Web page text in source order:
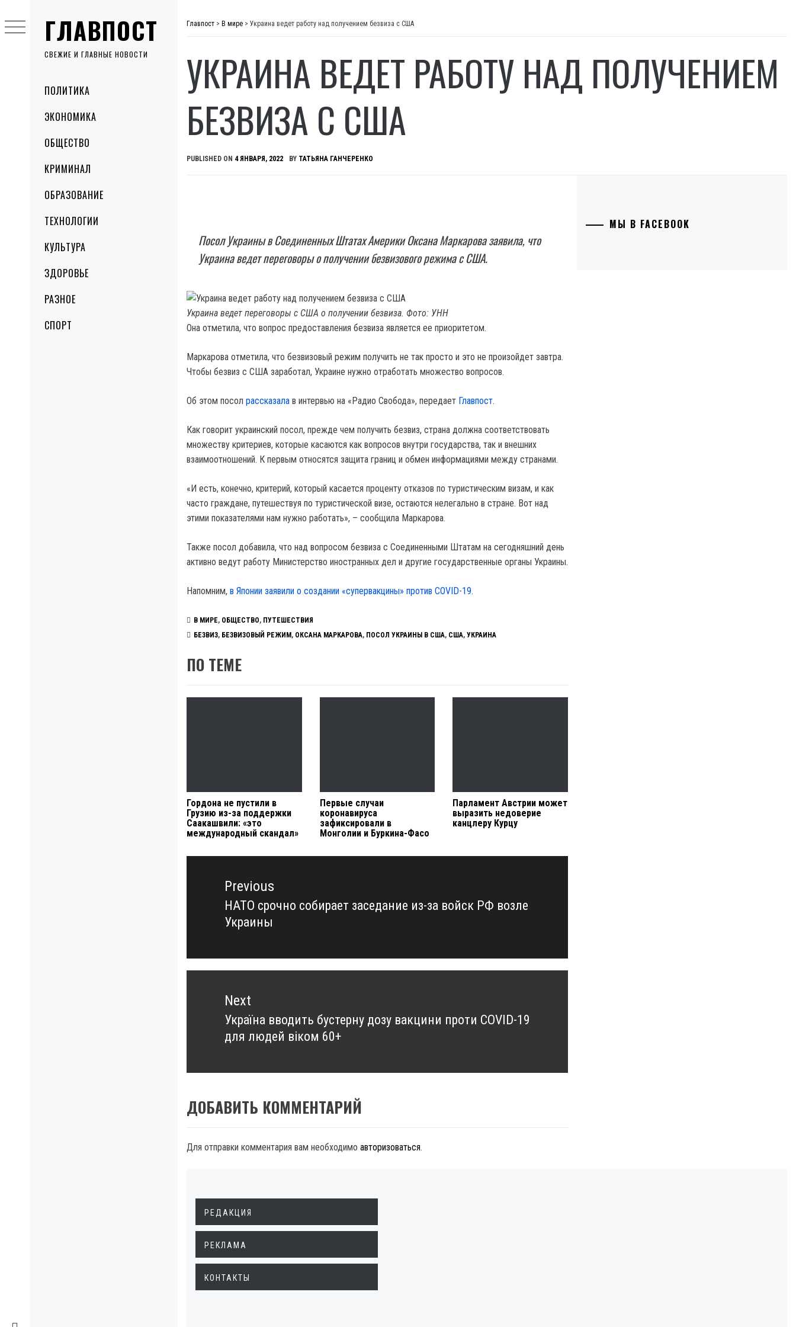
ГЛАВПОСТ
СВЕЖИЕ И ГЛАВНЫЕ НОВОСТИ
MenuПОЛИТИКА
ЭКОНОМИКА
ОБЩЕСТВО
КРИМИНАЛ
ОБРАЗОВАНИЕ
ТЕХНОЛОГИИ
КУЛЬТУРА
ЗДОРОВЬЕ
РАЗНОЕ
СПОРТ
to
content
Главпост > В мире > Украина ведет работу над получением безвиза с США
УКРАИНА ВЕДЕТ РАБОТУ НАД ПОЛУЧЕНИЕМ
БЕЗВИЗА С США
PUBLISHED ON 4 ЯНВАРЯ, 2022 BY ТАТЬЯНА ГАНЧЕРЕНКО
Посол Украины в Соединенных Штатах Америки Оксана Маркарова заявила, что
Украина ведет переговоры о получении безвизового режима с США.
Украина ведет переговоры с США о получении безвиза. Фото: УНН
Она отметила, что вопрос предоставления безвиза является ее приоритетом.
Маркарова отметила, что безвизовый режим получить не так просто и это не произойдет завтра.
Чтобы безвиз с США заработал, Украине нужно отработать множество вопросов.
Об этом посол рассказала в интервью на «Радио Свобода», передает Главпост.
Как говорит украинский посол, прежде чем получить безвиз, страна должна соответствовать
множеству критериев, которые касаются как вопросов внутри государства, так и внешних
взаимоотношений. К первым относятся защита границ и обмен информациями между странами.
«И есть, конечно, критерий, который касается проценту отказов по туристическим визам, и как
часто граждане, путешествуя по туристической визе, остаются нелегально в стране. Вот над
этими показателями нам нужно работать», – сообщила Маркарова.
Также посол добавила, что над вопросом безвиза с Соединенными Штатам на сегодняшний день
активно ведут работу Министерство иностранных дел и другие государственные органы Украины.
Напомним, в Японии заявили о создании «супервакцины» против COVID-19.
В МИРЕ, ОБЩЕСТВО, ПУТЕШЕСТВИЯ
БЕЗВИЗ, БЕЗВИЗОВЫЙ РЕЖИМ , ОКСАНА МАРКАРОВА, ПОСОЛ УКРАИНЫ В США, США, УКРАИНА
ПО ТЕМЕ
Гордона не пустили в
Грузию из-за поддержки
Саакашвили: «это
международный скандал»
Первые случаи
коронавируса
зафиксировали в
Монголии и Буркина-Фасо
Парламент Австрии может
выразить недоверие
канцлеру Курцу
Навигация
записямPrevious
Previous
post:
НАТО срочно собирает заседание из-за войск РФ возле
Украины
Next
Next
post:
Україна вводить бустерну дозу вакцини проти COVID-19
для людей віком 60+
ДОБАВИТЬ КОММЕНТАРИЙ
Для отправки комментария вам необходимо авторизоваться.
МЫ В FACEBOOK
РЕДАКЦИЯ
РЕКЛАМА
КОНТАКТЫ